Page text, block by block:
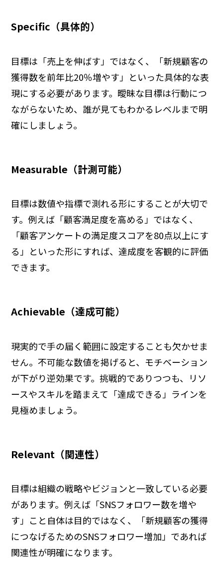
Specific（具体的）
目標は「売上を伸ばす」ではなく、「新規顧客の
獲得数を前年比20％増やす」といった具体的な表
現にする必要があります。曖昧な目標は行動につ
ながらないため、誰が見てもわかるレベルまで明
確にしましょう。
Measurable（計測可能）
目標は数値や指標で測れる形にすることが大切で
す。例えば「顧客満足度を高める」ではなく、
「顧客アンケートの満足度スコアを80点以上にす
る」といった形にすれば、達成度を客観的に評価
できます。
Achievable（達成可能）
現実的で手の届く範囲に設定することも欠かせま
せん。不可能な数値を掲げると、モチベーション
が下がり逆効果です。挑戦的でありつつも、リソ
ースやスキルを踏まえて「達成できる」ラインを
見極めましょう。
Relevant（関連性）
目標は組織の戦略やビジョンと一致している必要
があります。例えば「SNSフォロワー数を増や
す」こと自体は目的ではなく、「新規顧客の獲得
につなげるためのSNSフォロワー増加」であれば
関連性が明確になります。